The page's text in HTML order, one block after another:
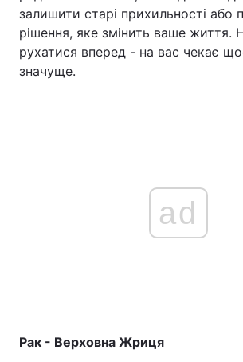
залишити старі прихильності або
рішення, яке змінить ваше життя.
рухатися вперед - на вас чекає
значуще.
ad
Рак - Верховна Жриця